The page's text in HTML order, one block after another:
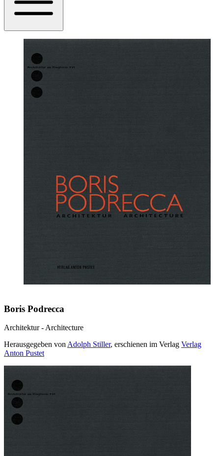
Boris Podrecca
Architektur - Architecture
Herausgegeben vonAdolph Stiller, erschienen im Verlag Verlag
Anton Pustet